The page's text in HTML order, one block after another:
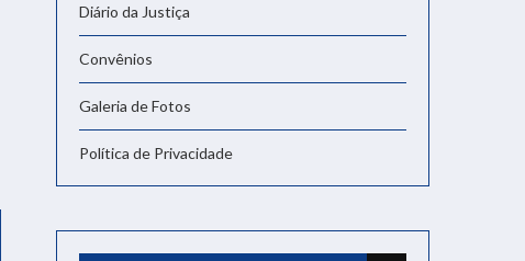
Diário da Justiça
Convênios
Galeria de Fotos
Política de Privacidade